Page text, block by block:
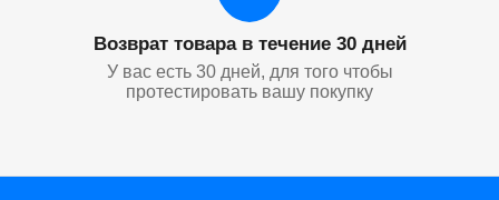
Возврат товара в течение 30 дней
У вас есть 30 дней, для того чтобы
протестировать вашу покупку